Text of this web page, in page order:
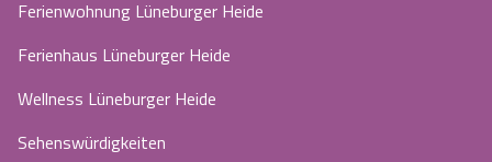
Ferienwohnung Lüneburger Heide
Ferienhaus Lüneburger Heide
Wellness Lüneburger Heide
Sehenswürdigkeiten